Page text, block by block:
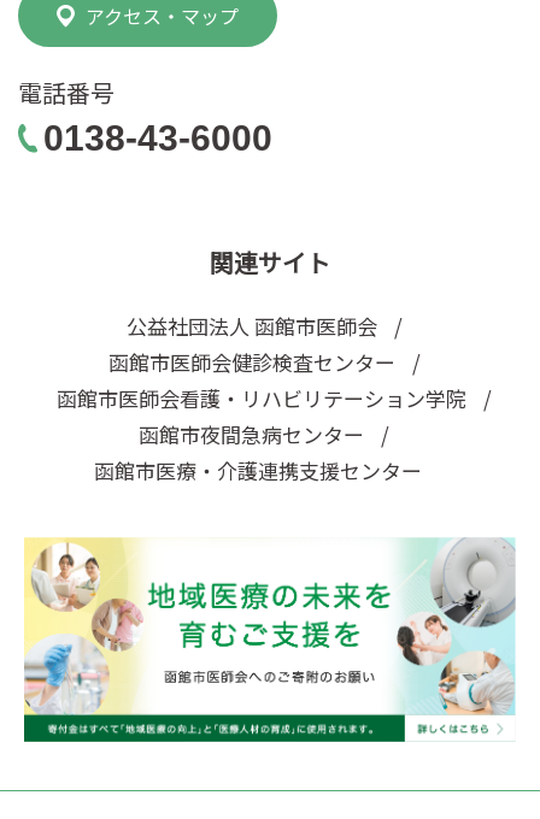
アクセス・マップ
電話番号
0138-43-6000
関連サイト
公益社団法人 函館市医師会
函館市医師会健診検査センター
函館市医師会看護・リハビリテーション学院
函館市夜間急病センター
函館市医療・介護連携支援センター